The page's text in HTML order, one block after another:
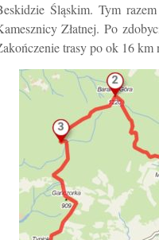
Śląskim. Tym
Złatnej. Po
trasy po ok 16 km